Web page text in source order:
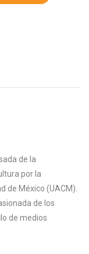
de la
por la
de México (UACM).
de los
de medios